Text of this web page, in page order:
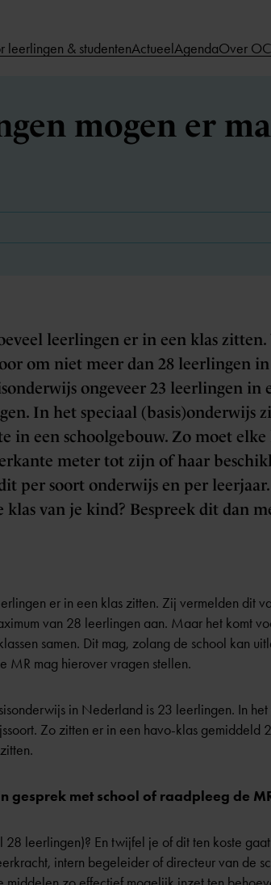
leerlingen & studentenActueelAgendaOver
mogen er
leerlingen er in een klas zitten.
om niet meer dan 28 leerlingen in
ongeveer 23 leerlingen in
In het speciaal (basis)onderwijs
in een schoolgebouw. Zo moet
meter tot zijn of haar
per soort onderwijs en per
van je kind? Bespreek dit dan
er in een klas zitten. Zij vermelden dit
van 28 leerlingen aan. Maar het komt
samen. Dit mag, zolang de school kan
MR mag hierover vragen stellen.
in Nederland is 23 leerlingen. In
Zo zitten er in een havo-klas gemiddeld
gesprek met school of raadpleeg de
leerlingen)? En twijfel je of dit ten koste
intern begeleider of directeur van de